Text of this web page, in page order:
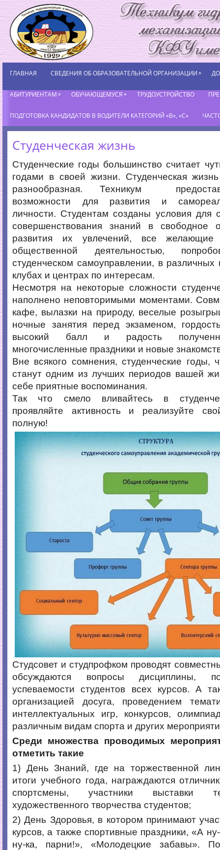
ГЛАВНАЯ СВЕДЕНИЯ ОБ ОБРАЗОВАТЕЛЬНОЙ ОРГАНИЗАЦИИ»
АБИТУРИЕНТАМ» ОБУЧАЮЩЕМУСЯ» ТРУДОУСТРОЙСТВО
ПОДГОТОВКА КАНДИДАТОВ В ВОДИТЕЛИ КАТЕГОРИЙ «В», «С»
Студенческая жизнь
Студенческие годы большинство считает
годами в своей жизни. Студенческая
разнообразная. Техникум
возможности для развития и
личности. Студентам созданы условия для
совершенствования знаний в свободное
развития их увлечений, все желающие
общественной деятельностью,
студенческом самоуправлении, в различных
клубах и центрах по интересам.
Несмотря на некоторые сложности
наполнено неповторимыми моментами.
кафе, вылазки на природу, веселые
ночные занятия перед экзаменом,
высокий балл и радость
многочисленные праздники и новые
Вне всякого сомнения, студенческие годы,
станут одним из лучших периодов вашей
себе приятные воспоминания.
Так что смело вливайтесь в
проявляйте активность и реализуйте
полную!
Студсовет и студпрофком проводят
обсуждаются вопросы дисциплины,
успеваемости студентов всех курсов. А
организацией досуга, проведением
интеллектуальных игр, конкурсов,
различным видам спорта и других
Среди множества проводимых
отметить такие
1) День Знаний, где на торжественной
итоги учебного года, награждаются
спортсмены, участники выставки
художественного творчества студентов;
2) День Здоровья, в котором принимают
курсов, а также спортивные праздники, «А
ну-ка, парни!», «Молодецкие забавы».